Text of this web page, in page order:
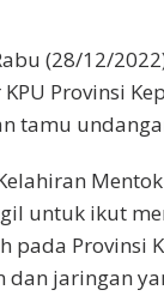
(28/12/
Provinsi
tamu
untuk ikut
pada Provinsi
dan jaringan